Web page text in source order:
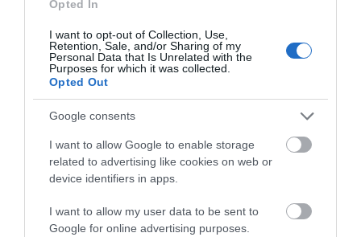
Opted In
I want to opt-out of Collection, Use,
Retention, Sale, and/or Sharing of my
Personal Data that Is Unrelated with the
Purposes for which it was collected.
Opted Out
Google consents
I want to allow Google to enable storage
related to advertising like cookies on web or
device identifiers in apps.
I want to allow my user data to be sent to
Google for online advertising purposes.
ΡΟΗ ΕΙΔΗΣΕΩΝ
Πού θα γίνει το επόμενο πανηγύρι
στην Εύβοια με τη Μαρία Νομικού
10.08.2026 | 13:00
e-ΕΦΚΑ και ΔΥΠΑ: Ποιοι θα
πάρουν λεφτά τις επόμενες
ημέρες